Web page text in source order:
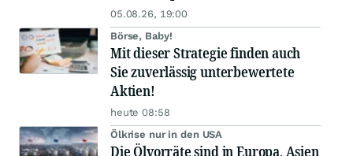
05.08.26, 19:00
Börse, Baby!
Mit dieser Strategie finden auch
Sie zuverlässig unterbewertete
Aktien!
heute 08:58
Ölkrise nur in den USA
Die Ölvorräte sind in Europa, Asien